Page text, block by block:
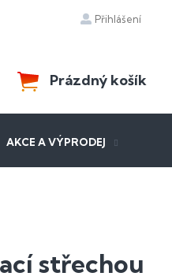
Přihlášení
NÁKUPNÍ
KOŠÍK
Prázdný košík
AKCE A VÝPRODEJ
střechou